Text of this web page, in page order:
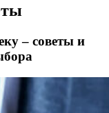
– советы и